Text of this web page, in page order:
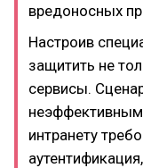
вредоносных
Настроив
защитить не
сервисы.
интранету